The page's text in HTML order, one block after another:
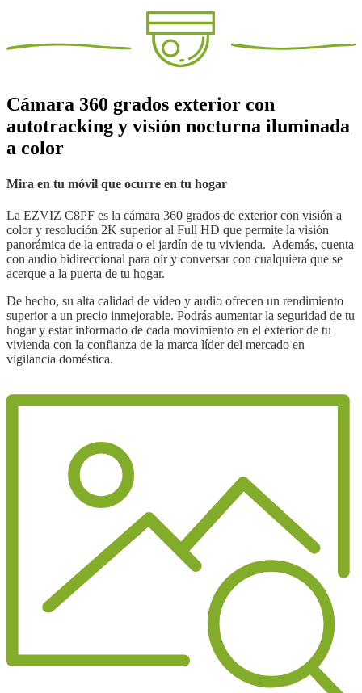
Cámara 360 grados exterior con
autotracking y visión nocturna iluminada
a color
Mira en tu móvil que ocurre en tu hogar
La EZVIZ C8PF es la cámara 360 grados de exterior con visión a
color y resolución 2K superior al Full HD que permite la visión
panorámica de la entrada o el jardín de tu vivienda. Además, cuenta
con audio bidireccional para oír y conversar con cualquiera que se
acerque a la puerta de tu hogar.
De hecho, su alta calidad de vídeo y audio ofrecen un rendimiento
superior a un precio inmejorable. Podrás aumentar la seguridad de tu
hogar y estar informado de cada movimiento en el exterior de tu
vivienda con la confianza de la marca líder del mercado en
vigilancia doméstica.